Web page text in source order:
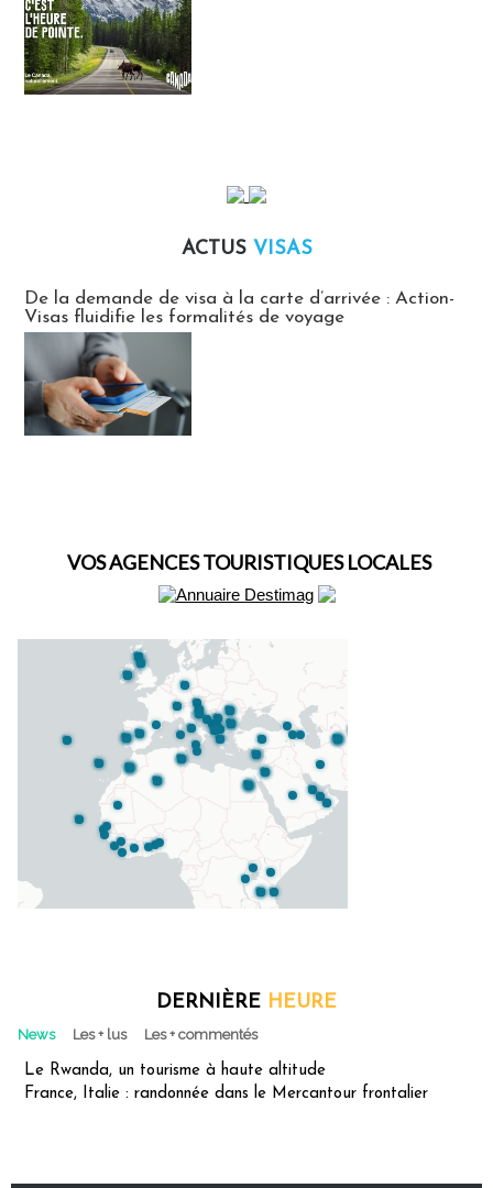
ACTUS VISAS
De la demande de visa à la carte d’arrivée : Action-
Visas fluidifie les formalités de voyage
VOS AGENCES TOURISTIQUES LOCALES
DERNIÈRE HEURE
News Les + lus Les + commentés
Le Rwanda, un tourisme à haute altitude
France, Italie : randonnée dans le Mercantour frontalier